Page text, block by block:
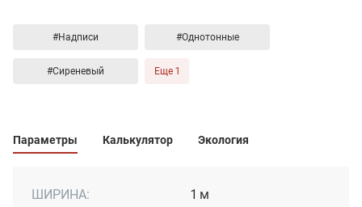
#Надписи #Однотонные
#Сиреневый Еще 1
Параметры Калькулятор Экология
ШИРИНА: 1 м